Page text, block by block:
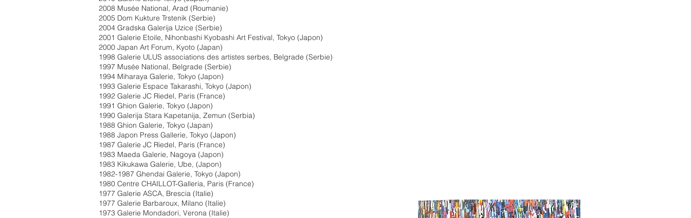
2008 Musée National, Arad (Roumanie)
2005 Dom Kukture Trstenik (Serbie)
2004 Gradska Galerija Uzice (Serbie)
2001 Galerie Etoile, Nihonbashi Kyobashi Art Festival, Tokyo (Japon)
2000 Japan Art Forum, Kyoto (Japan)
1998 Galerie ULUS associations des artistes serbes, Belgrade (Serbie)
1997 Musée National, Belgrade (Serbie)
1994 Miharaya Galerie, Tokyo (Japon)
1993 Galerie Espace Takarashi, Tokyo (Japon)
1992 Galerie JC Riedel, Paris (France)
1991 Ghion Galerie, Tokyo (Japon)
1990 Galerija Stara Kapetanija, Zemun (Serbia)
1988 Ghion Galerie, Tokyo (Japan)
1988 Japon Press Gallerie, Tokyo (Japon)
1987 Galerie JC Riedel, Paris (France)
1983 Maeda Galerie, Nagoya (Japon)
1983 Kikukawa Galerie, Ube, (Japon)
1982-1987 Ghendai Galerie, Tokyo (Japon)
1980 Centre CHAILLOT-Galleria, Paris (France)
1977 Galerie ASCA, Brescia (Italie)
1977 Galerie Barbaroux, Milano (Italie)
1973 Galerie Mondadori, Verona (Italie)